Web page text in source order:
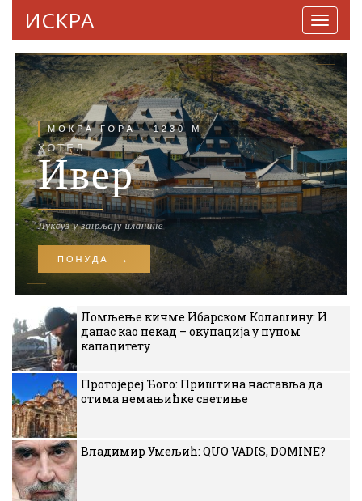
ИСКРА
Ломљење кичме Ибарском Колашину: И
данас као некад – окупација у пуном
капацитету
Протојереј Ђого: Приштина наставља да
отима немањићке светиње
Владимир Умељић: QUO VADIS, DOMINE?